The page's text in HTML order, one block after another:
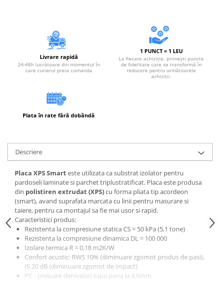
Role abrazive
Unelte electrice speciale
Instrumente de masurat si trasat
elemente de fixare
Dibluri
Dibluri cu surub
Dibluri cui percutie
Dibluri cu carlig
Dibluri pentru gips-carton
Dibluri pentru lemn
Dibluri pentru termoizolatii
Dibluri rosii SFX
Suruburi
Suruburi pentru gips-carton
Livrare rapidă
24-48h lucrătoare din momentul în
care curierul preia comanda
1 PUNCT = 1 LEU
La fiecare achiziție, primești puncte
de fidelitate care se transformă în
reducere pentru următoarele
achiziții.
Plata în rate fără dobândă
Descriere
Placa XPS Smarteste utilizata ca substrat izolator pentru
pardoseli laminate si parchet triplustratificat. Placa este produsa
din polistiren extrudat (XPS)cu forma pliata tip acordeon
(smart), avand suprafata marcata cu linii pentru masurare si
taiere, pentru ca montajul sa fie mai usor si rapid.
Caracteristici produs:
Rezistenta la compresiune statica CS = 50 kPa (5,1 tone)
Rezistenta la compresiune dinamica DL = 100 000
Izolare termica R = 0,18 m2K/W
Confort acustic: RWS 10% (diminuare zgomot produs de pasi),
IS 20 dB (diminuare zgomot de impact)
PC - preluare denivelari sapa pana la 4,6mm